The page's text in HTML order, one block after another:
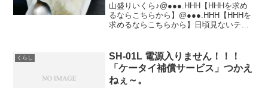
山盛りいくら♪@●●●.HHH【HHHを求め
るならこちらから】@●●●.HHH【HHHを
求めるならこちらから】日頃見ないテレ
ず、家族や親族と過ごしている。また、
近くのスー...
くらし
SH-01L 電源入りません！！！
「ケータイ補償サービス」つかえ
ねぇ～。